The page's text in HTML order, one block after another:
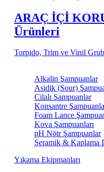
ARAÇ İÇİ
Ürünleri
Torpido, Trim ve Vinil
Alkalin Şampuanlar
Asidik (Sour)
Cilalı Şampuanlar
Konsantre
Foam Lance
Kova Şampuanları
pH Nötr Şampuanlar
Seramik & Kaplama
Yıkama Ekipmanları